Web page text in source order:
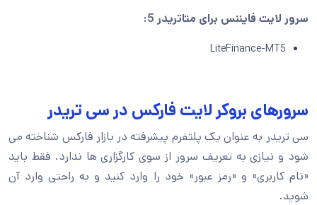
سرور لایت فایننس برای متاتریدر 5:
LiteFinance-MT5
سرورهای بروکر لایت فارکس در سی تریدر
سی تریدر به عنوان یک پلتفرم پیشرفته در بازار فارکس شناخته می
شود و نیازی به تعریف سرور از سوی کارگزاری ها ندارد. فقط باید
«نام کاربری» و «رمز عبور» خود را وارد کنید و به راحتی وارد آن
شوید.